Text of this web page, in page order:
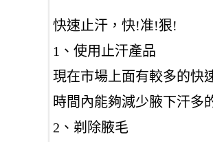
快速止汗，快!准!狠!
1、使用止汗產品
現在市場上面有較多的快
時間內能夠減少腋下汗多
2、剃除腋毛